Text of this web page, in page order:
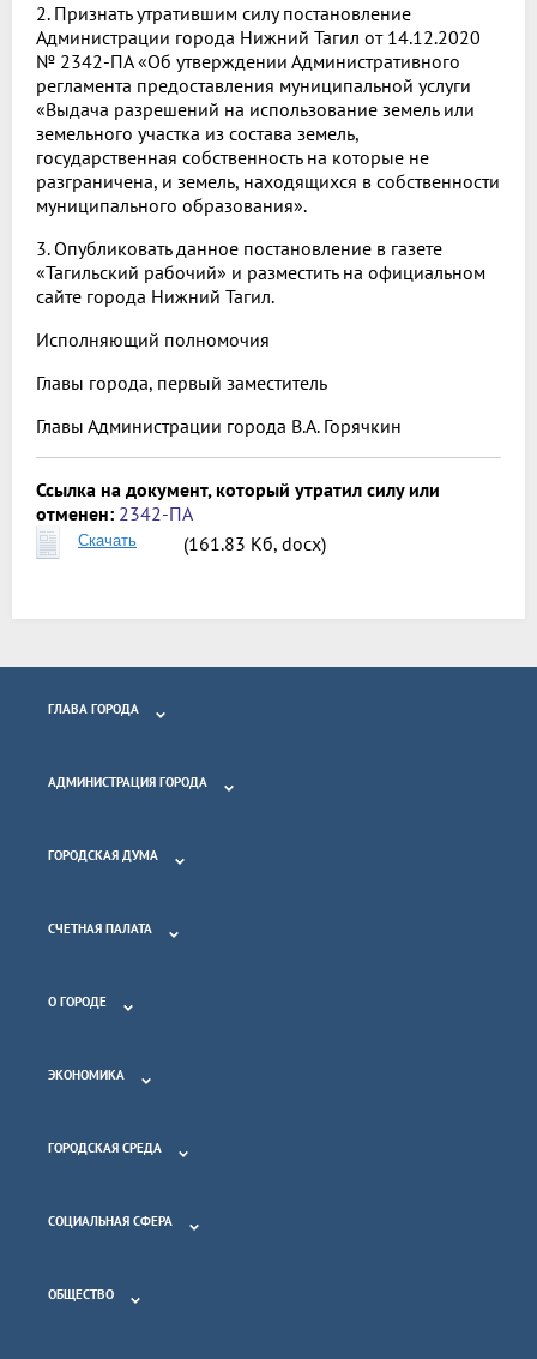
2. Признать утратившим силу постановление
Администрации города Нижний Тагил от 14.12.2020
№ 2342-ПА «Об утверждении Административного
регламента предоставления муниципальной услуги
«Выдача разрешений на использование земель или
земельного участка из состава земель,
государственная собственность на которые не
разграничена, и земель, находящихся в собственности
муниципального образования».
3. Опубликовать данное постановление в газете
«Тагильский рабочий» и разместить на официальном
сайте города Нижний Тагил.
Исполняющий полномочия
Главы города, первый заместитель
Главы Администрации города В.А. Горячкин
Ссылка на документ, который утратил силу или
отменен: 2342-ПА
Скачать (161.83 Кб, docx)
ГЛАВА ГОРОДА
АДМИНИСТРАЦИЯ ГОРОДА
ГОРОДСКАЯ ДУМА
СЧЕТНАЯ ПАЛАТА
О ГОРОДЕ
ЭКОНОМИКА
ГОРОДСКАЯ СРЕДА
СОЦИАЛЬНАЯ СФЕРА
ОБЩЕСТВО